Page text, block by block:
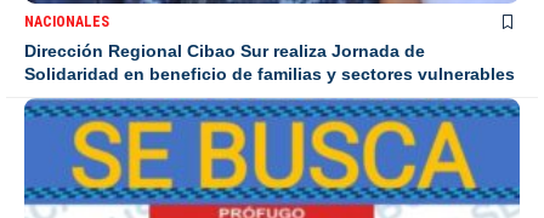
NACIONALES
Dirección Regional Cibao Sur realiza Jornada de
Solidaridad en beneficio de familias y sectores vulnerables